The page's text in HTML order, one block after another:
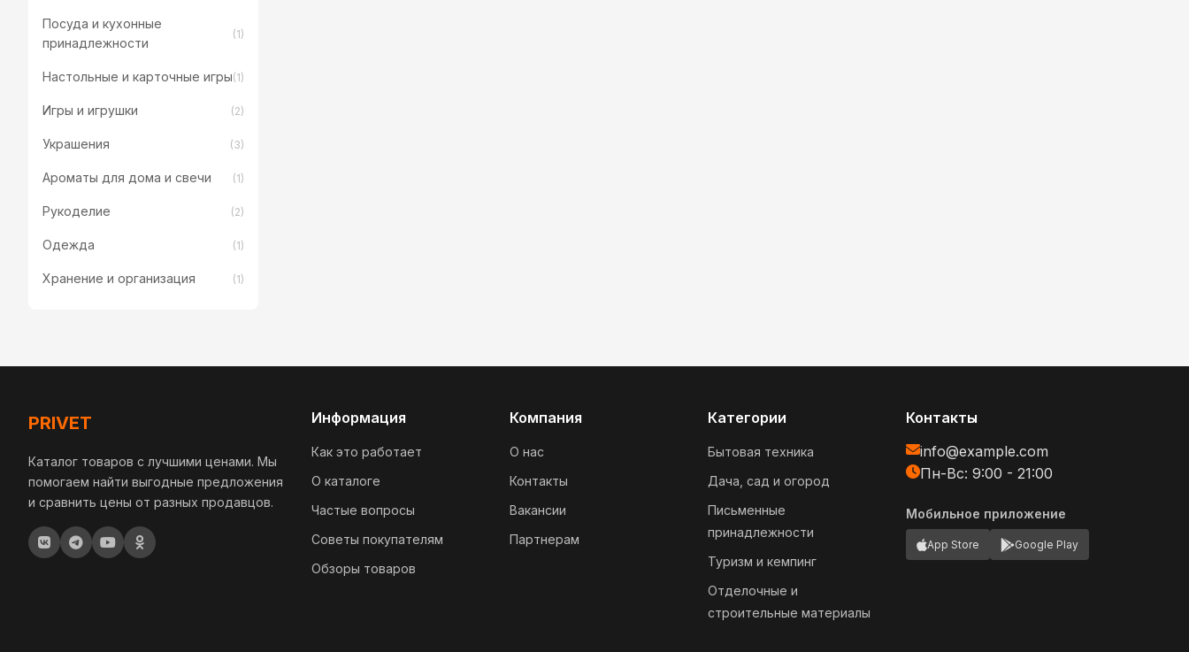
Посуда и кухонные
принадлежности
(1)
Настольные и карточные игры(1)
Игры и игрушки (2)
Украшения (3)
Ароматы для дома и свечи (1)
Рукоделие (2)
Одежда (1)
Хранение и организация (1)
PRIVET
Каталог товаров с лучшими ценами. Мы
помогаем найти выгодные предложения
и сравнить цены от разных продавцов.
Информация
Как это работает
О каталоге
Частые вопросы
Советы покупателям
Обзоры товаров
Компания
О нас
Контакты
Вакансии
Партнерам
Категории
Бытовая техника
Дача, сад и огород
Письменные
принадлежности
Туризм и кемпинг
Отделочные и
строительные материалы
Контакты
info@example.com
Пн-Вс: 9:00 - 21:00
Мобильное приложение
App Store Google Play